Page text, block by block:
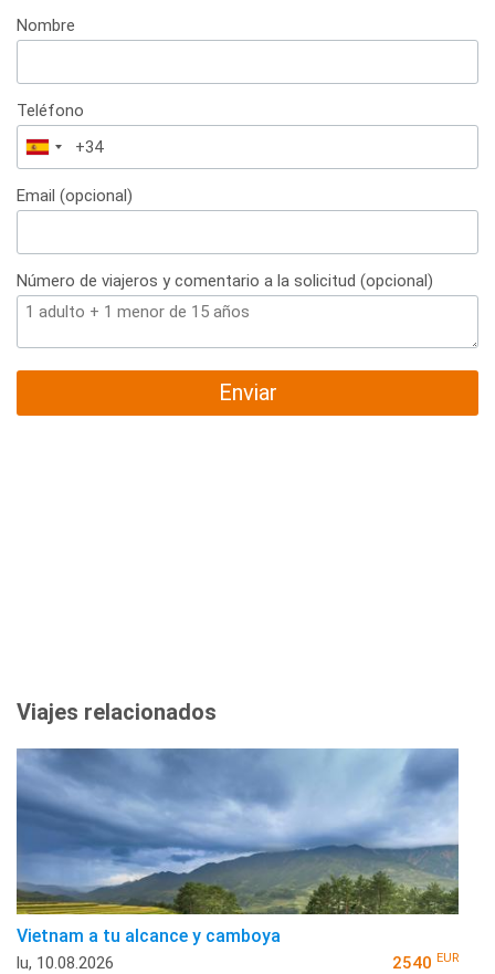
Nombre
Teléfono
España
+34
Email (opcional)
Número de viajeros y comentario a la solicitud (opcional)
Enviar
Viajes relacionados
Vietnam a tu alcance y camboya
lu, 10.08.2026 2540 EUR